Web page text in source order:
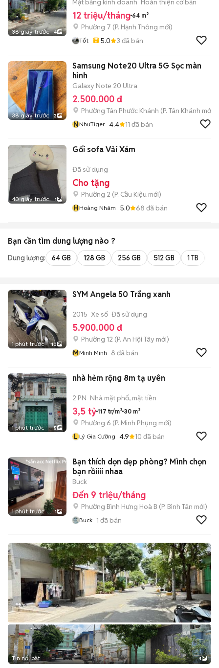
36 giây trước 4
Mặt bằng kinh doanh Hoàn thiện cơ bản
12 triệu/tháng 64 m²
Phường 7 (P. Hạnh Thông mới)
Tốt 5.0 3 đã bán
38 giây trước 2
Samsung Note20 Ultra 5G Sọc màn
hình
Galaxy Note 20 Ultra
2.500.000 đ
Phường Tân Phước Khánh (P. Tân Khánh mới)
NNhưTiger 4.4 11 đã bán
40 giây trước 1
Gối sofa Vải Xám
Đã sử dụng
Cho tặng
Phường 2 (P. Cầu Kiệu mới)
HHoàng Nhâm 5.0 68 đã bán
Bạn cần tìm dung lượng nào ?
Dung lượng: 64 GB 128 GB 256 GB 512 GB 1 TB
1 phút trước 10
SYM Angela 50 Trắng xanh
2015 Xe số Đã sử dụng
5.900.000 đ
Phường 12 (P. An Hội Tây mới)
MMinh Minh 8 đã bán
1 phút trước 5
nhà hẻm rộng 8m tạ uyên
2 PN Nhà mặt phố, mặt tiền
3,5 tỷ 117 tr/m² 30 m²
Phường 6 (P. Minh Phụng mới)
L Lý Gia Cường 4.9 10 đã bán
1 phút trước 1
Bạn thích dọn dẹp phòng? Mình chọn
bạn rồiiii nhaa
Buck
Đến 9 triệu/tháng
Phường Bình Hưng Hoà B (P. Bình Tân mới)
Buck 1 đã bán
Tin nổi bật 4